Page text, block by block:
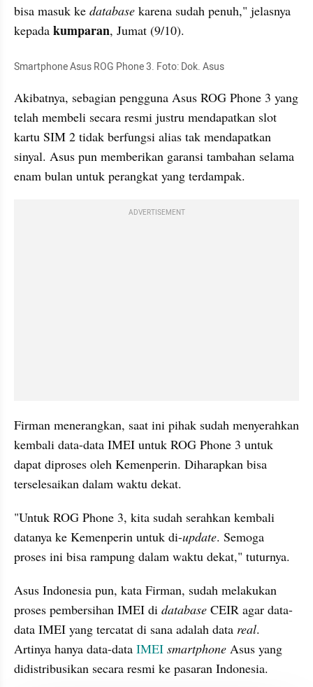
bisa masuk ke database karena sudah penuh," jelasnya
kepada kumparan, Jumat (9/10).
Smartphone Asus ROG Phone 3. Foto: Dok. Asus
Akibatnya, sebagian pengguna Asus ROG Phone 3 yang
telah membeli secara resmi justru mendapatkan slot
kartu SIM 2 tidak berfungsi alias tak mendapatkan
sinyal. Asus pun memberikan garansi tambahan selama
enam bulan untuk perangkat yang terdampak.
ADVERTISEMENT
Firman menerangkan, saat ini pihak sudah menyerahkan
kembali data-data IMEI untuk ROG Phone 3 untuk
dapat diproses oleh Kemenperin. Diharapkan bisa
terselesaikan dalam waktu dekat.
"Untuk ROG Phone 3, kita sudah serahkan kembali
datanya ke Kemenperin untuk di-update. Semoga
proses ini bisa rampung dalam waktu dekat," tuturnya.
Asus Indonesia pun, kata Firman, sudah melakukan
proses pembersihan IMEI di database CEIR agar data-
data IMEI yang tercatat di sana adalah data real.
Artinya hanya data-data IMEI smartphone Asus yang
didistribusikan secara resmi ke pasaran Indonesia.